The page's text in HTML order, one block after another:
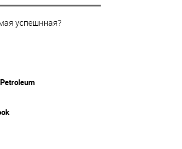
успешнная?